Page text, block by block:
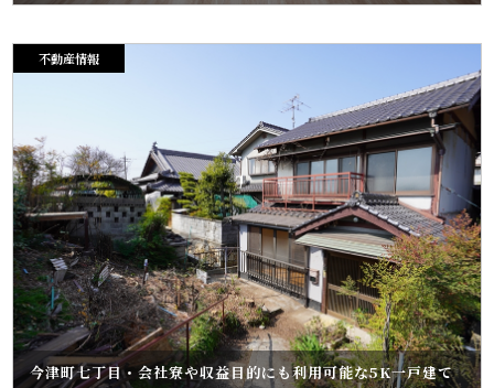
不動産情報
今津町七丁目・会社寮や収益目的にも利用可能な5K一戸建て